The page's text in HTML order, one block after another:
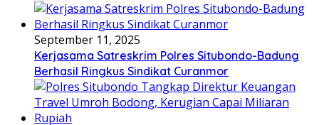
September 11, 2025
Kerjasama Satreskrim Polres Situbondo-Badung
Berhasil Ringkus Sindikat Curanmor